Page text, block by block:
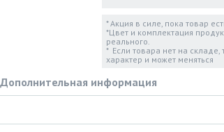
* Акция в силе, пока товар
*Цвет и комплектация
реального.
* Если товара нет на
характер и может меняться
Дополнительная информация